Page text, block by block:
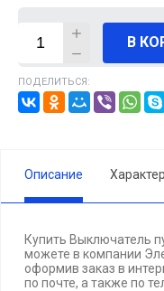
В
ПОДЕЛИТЬСЯ:
Описание
Купить Выключатель
можете в компании
оформив заказ в
по почте, а также по